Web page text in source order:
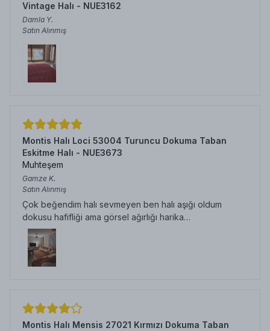
Vintage Halı - NUE3162
Damla Y.
Satın Alınmış
Montis Halı Loci 53004 Turuncu Dokuma Taban
Eskitme Halı - NUE3673
Muhteşem
Gamze K.
Satın Alınmış
Çok beğendim halı sevmeyen ben halı aşığı oldum
dokusu hafifliği ama görsel ağırlığı harika…
Montis Halı Mensis 27021 Kırmızı Dokuma Taban